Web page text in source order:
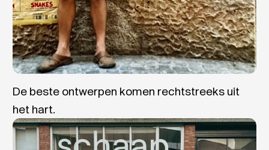
De beste ontwerpen komen rechtstreeks uit
het hart.